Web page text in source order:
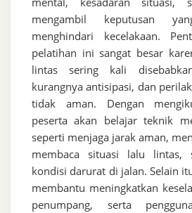
mengambil keputusan
menghindari kecelakaan.
pelatihan ini sangat besar
lintas sering kali
kurangnya antisipasi, dan
tidak aman. Dengan
peserta akan belajar teknik
seperti menjaga jarak aman,
membaca situasi lalu lintas,
kondisi darurat di jalan. Selain
membantu meningkatkan
penumpang, serta